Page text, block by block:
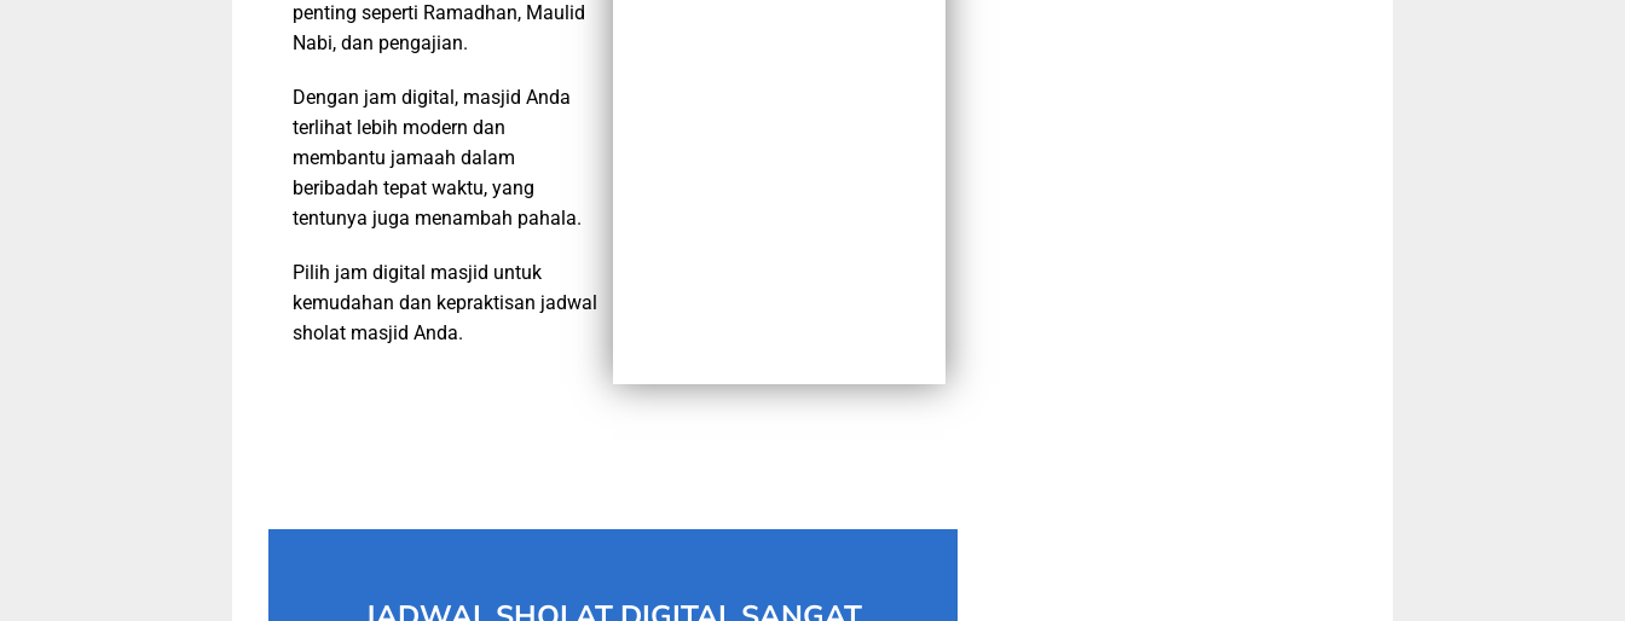
penting seperti Ramadhan, Maulid
Nabi, dan pengajian.
Dengan jam digital, masjid Anda
terlihat lebih modern dan
membantu jamaah dalam
beribadah tepat waktu, yang
tentunya juga menambah pahala.
Pilih jam digital masjid untuk
kemudahan dan kepraktisan jadwal
sholat masjid Anda.